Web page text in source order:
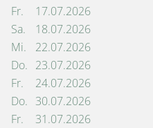
Fr.
17.07.2026
Sa.
18.07.2026
Mi.
22.07.2026
Do. 23.07.2026
Fr.
24.07.2026
Do. 30.07.2026
Fr.
31.07.2026